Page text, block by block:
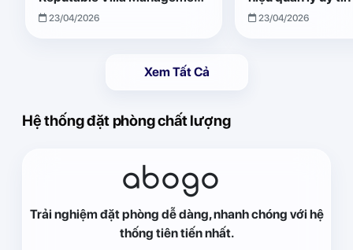
Brand with Transparent and
Effective Operations
23/04/2026
Giải pháp vận
quả, minh bạch
23/04/2026
Xem Tất Cả
Hệ thống đặt phòng chất lượng
abogo
Trải nghiệm đặt phòng dễ dàng, nhanh chóng với hệ
thống tiên tiến nhất.